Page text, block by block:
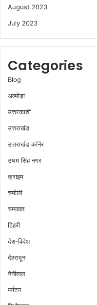
August 2023
July 2023
Categories
Blog
अल्मोड़ा
उत्तरकाशी
उत्तराखंड
उत्तराखंड कॉर्नर
उधम सिंह नगर
क्राइम
चमोली
चम्पावत
टिहरी
देश-विदेश
देहरादून
नैनीताल
पर्यटन